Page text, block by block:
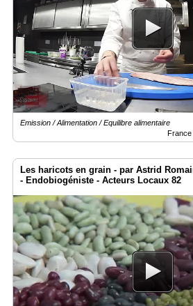
Emission / Alimentation / Equilibre alimentaire
France |
Les haricots en grain - par Astrid
- Endobiogéniste - Acteurs Locaux 82